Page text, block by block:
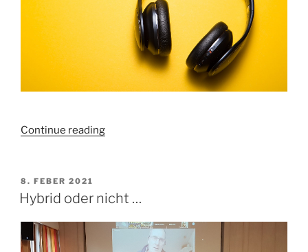
Continue reading„Podcasts
wie
zum
Podcast
POSTED
ON
8. FEBER 2021
Hybrid oder nicht …